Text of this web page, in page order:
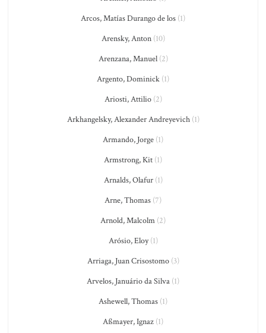
Arcos, Matías Durango de los (1)
Arensky, Anton(10)
Arenzana, Manuel(2)
Argento, Dominick (1)
Ariosti, Attilio(2)
Arkhangelsky, Alexander Andreyevich(1)
Armando, Jorge (1)
Armstrong, Kit (1)
Arnalds, Olafur(1)
Arne, Thomas (7)
Arnold, Malcolm (2)
Arósio, Eloy(1)
Arriaga, Juan Crisostomo(3)
Arvelos, Januário da Silva (1)
Ashewell, Thomas (1)
Aßmayer, Ignaz (1)